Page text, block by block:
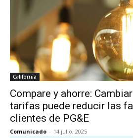
California
Compare y ahorre:
tarifas puede reducir las
clientes de PG&E
Comunicado - 14 julio, 2025